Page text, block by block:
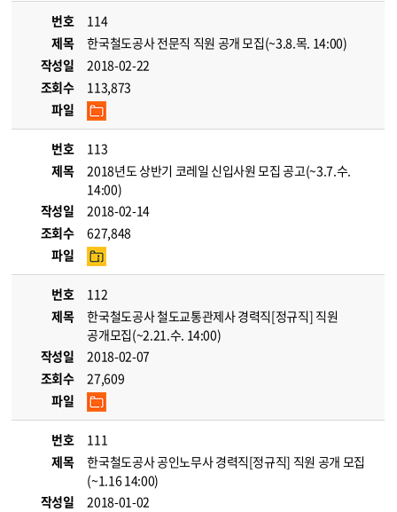
번호
114
제목
한국철도공사 전문직 직원 공개 모집(~3.8.목. 14:00)
작성일
2018-02-22
조회수
113,873
파일
번호
113
제목
2018년도 상반기 코레일 신입사원 모집 공고(~3.7.수.
14:00)
작성일
2018-02-14
조회수
627,848
파일
번호
112
제목
한국철도공사 철도교통관제사 경력직[정규직] 직원
공개모집(~2.21.수. 14:00)
작성일
2018-02-07
조회수
27,609
파일
번호
111
제목
한국철도공사 공인노무사 경력직[정규직] 직원 공개 모집
(~1.16 14:00)
작성일
2018-01-02